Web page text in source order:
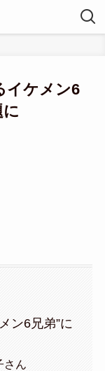
イケメン6
ン6兄弟”に
さん